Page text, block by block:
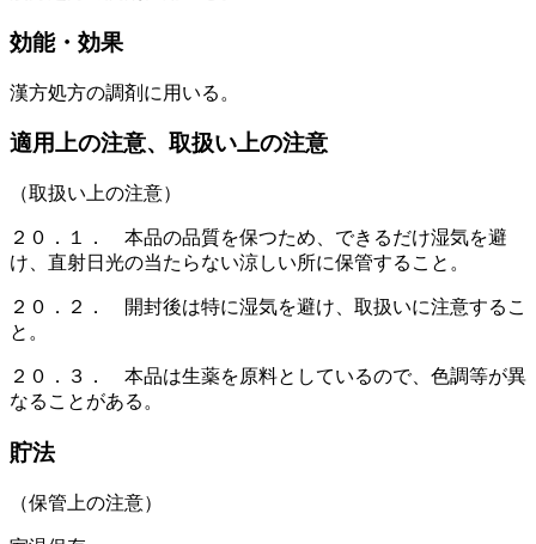
効能・効果
漢方処方の調剤に用いる。
適用上の注意、取扱い上の注意
（取扱い上の注意）
２０．１． 本品の品質を保つため、できるだけ湿気を避
け、直射日光の当たらない涼しい所に保管すること。
２０．２． 開封後は特に湿気を避け、取扱いに注意するこ
と。
２０．３． 本品は生薬を原料としているので、色調等が異
なることがある。
貯法
（保管上の注意）